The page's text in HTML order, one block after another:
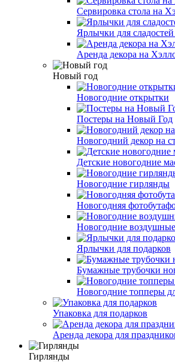
Сервировка стола на
Ярлычки для
Аренда декора на
Новый год
Новогодние открытки
Постеры на Новый Год
Новогодний декор на
Детские новогодние
Новогодние гирлянды
Новогодняя
Новогодние
Ярлычки для подарков
Бумажные трубочки
Новогодние топперы
Упаковка для подарков
Аренда декора для
Гирлянды